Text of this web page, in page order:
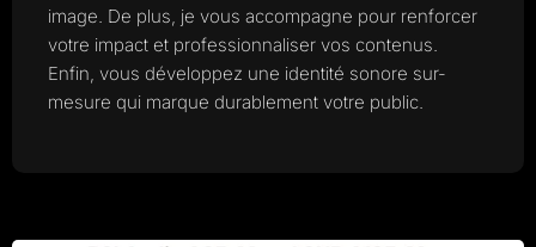
image. De plus, je vous accompagne pour renforcer
votre impact et professionnaliser vos contenus.
Enfin, vous développez une identité sonore sur-
mesure qui marque durablement votre public.